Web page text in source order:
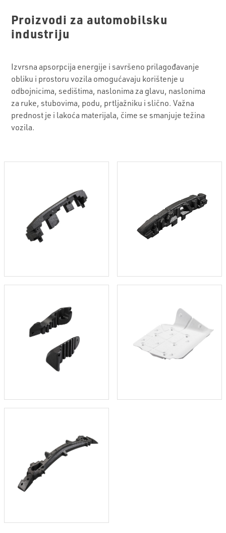
Proizvodi za automobilsku
industriju
Izvrsna apsorpcija energije i savršeno prilagođavanje
obliku i prostoru vozila omogućavaju korištenje u
odbojnicima, sedištima, naslonima za glavu, naslonima
za ruke, stubovima, podu, prtljažniku i slično. Važna
prednost je i lakoća materijala, čime se smanjuje težina
vozila.